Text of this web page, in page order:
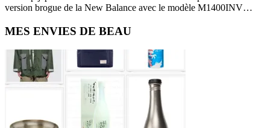
version brogue de la New Balance avec le modèle M1400INV…
Primary
Sidebar
MES ENVIES DE BEAU